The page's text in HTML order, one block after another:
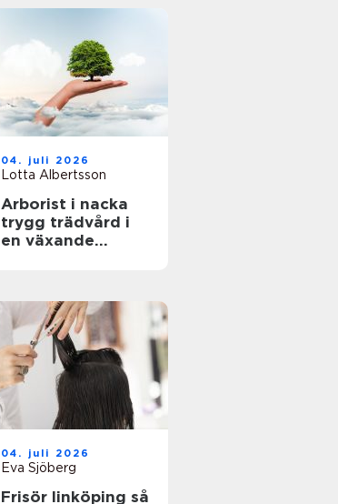
04. juli 2026
Lotta Albertsson
Arborist i nacka
trygg trädvård i
en växande
04. juli 2026
Eva Sjöberg
Frisör linköping så